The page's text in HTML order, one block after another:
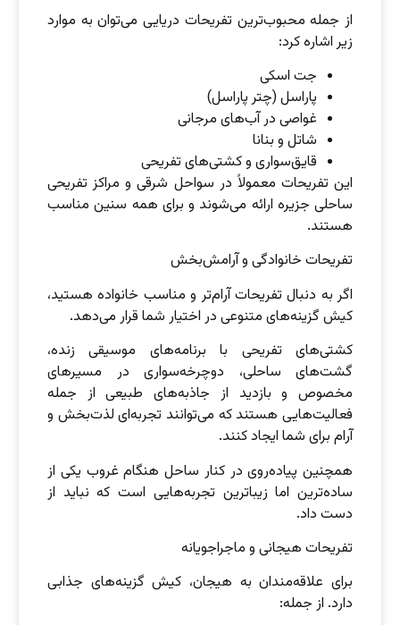
از جمله محبوب‌ترین تفریحات دریایی می‌توان به موارد
زیر اشاره کرد:
جت اسکی
پاراسل (چتر پاراسل)
غواصی در آب‌های مرجانی
شاتل و بنانا
قایق‌سواری و کشتی‌های تفریحی
این تفریحات معمولاً در سواحل شرقی و مراکز تفریحی
ساحلی جزیره ارائه می‌شوند و برای همه سنین مناسب
هستند.
تفریحات خانوادگی و آرامش‌بخش
اگر به دنبال تفریحات آرام‌تر و مناسب خانواده هستید،
کیش گزینه‌های متنوعی در اختیار شما قرار می‌دهد.
کشتی‌های تفریحی با برنامه‌های موسیقی زنده،
گشت‌های ساحلی، دوچرخه‌سواری در مسیرهای
مخصوص و بازدید از جاذبه‌های طبیعی از جمله
فعالیت‌هایی هستند که می‌توانند تجربه‌ای لذت‌بخش و
آرام برای شما ایجاد کنند.
همچنین پیاده‌روی در کنار ساحل هنگام غروب یکی از
ساده‌ترین اما زیباترین تجربه‌هایی است که نباید از
دست داد.
تفریحات هیجانی و ماجراجویانه
برای علاقه‌مندان به هیجان، کیش گزینه‌های جذابی
دارد. از جمله: